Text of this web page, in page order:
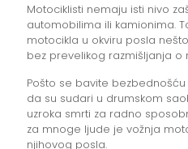
Motociklisti nemaju isti nivo
automobilima ili kamionima.
motocikla u okviru posla
bez prevelikog razmišljanja o
Pošto se bavite
da su sudari u drumskom
uzroka smrti za radno
za mnoge ljude je vožnja
njihovog posla.